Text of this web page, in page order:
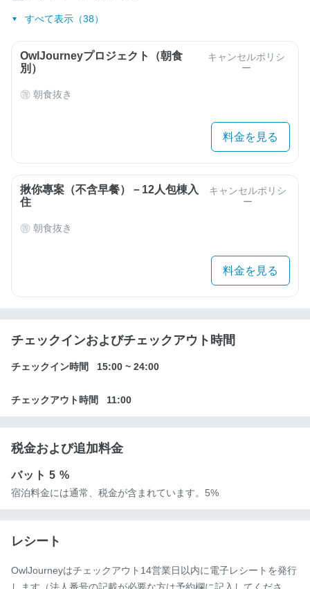
すべて表示（38）
OwlJourneyプロジェクト（朝食
別）
キャンセルポリシ
ー
朝食抜き
料金を見る
揪你專案（不含早餐）－12人包棟入
住
キャンセルポリシ
ー
朝食抜き
料金を見る
チェックインおよびチェックアウト時間
チェックイン時間 15:00 ~ 24:00
チェックアウト時間 11:00
税金および追加料金
バット5 %
宿泊料金には通常、税金が含まれています。5%
レシート
OwlJourneyはチェックアウト14営業日以内に電子レシートを発行